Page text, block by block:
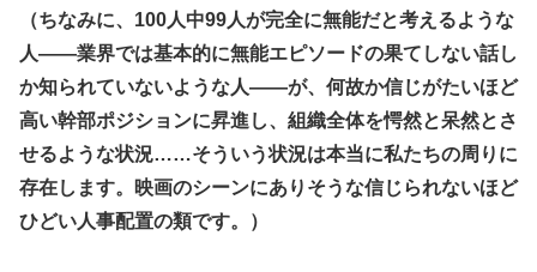
【艦これ】E3-3はスク水パーティでOk？
【祝砲】大人気ウマ娘声優、一般男性と結婚するｗｗｗｗｗ
ｗｗ
超能力が使えるようになったので限界まで極める事にした
件 その８
【艦これ】これがラ級ちゃんの水着modeか・・・！
【仮面ライダーゼッツ】玖門宗馬にときめいてる女性ファン
（ちなみに、100人中99人が完全に無能だと考えるような
人——業界では基本的に無能エピソードの果てしない話し
か知られていないような人——が、何故か信じがたいほど
高い幹部ポジションに昇進し、組織全体を愕然と呆然とさ
せるような状況……そういう状況は本当に私たちの周りに
存在します。映画のシーンにありそうな信じられないほど
ひどい人事配置の類です。）